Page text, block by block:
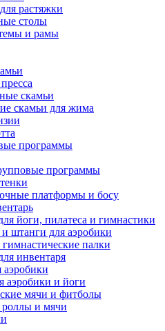
растяжки
столы
и рамы
скамьи
скамьи для жима
программы
программы
платформы и босу
йоги, пилатеса и гимнастики
штанги для аэробики
палки
инвентаря
аэробики
аэробики и йоги
мячи и фитболы
и мячи